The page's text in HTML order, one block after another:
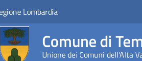
zero
Lombardia
Comune di
Unione dei Comuni dell'Alta